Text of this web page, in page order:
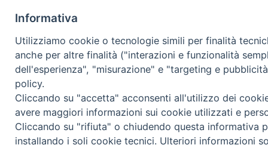
Informativa
Utilizziamo cookie o tecnologie simili per finalità
anche per altre finalità ("interazioni e funzionalità
dell'esperienza", "misurazione" e "targeting e
policy.
Cliccando su "accetta" acconsenti all'utilizzo dei
avere maggiori informazioni sui cookie utilizzati e
Cliccando su "rifiuta" o chiudendo questa informativa
installando i soli cookie tecnici. Ulteriori informazioni